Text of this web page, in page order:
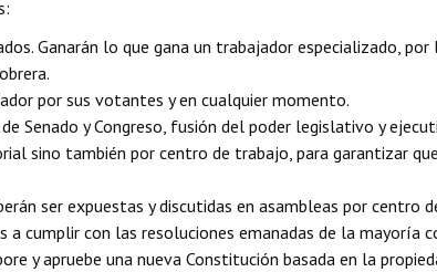
Ganarán lo que gana un trabajador especializado,
por sus votantes y en cualquier momento.
Senado y Congreso, fusión del poder legislativo y
sino también por centro de trabajo, para garantizar
ser expuestas y discutidas en asambleas por centro
cumplir con las resoluciones emanadas de la mayoría
y apruebe una nueva Constitución basada en la